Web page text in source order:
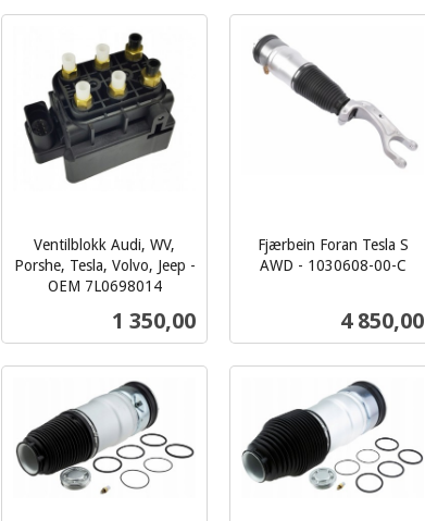
Ventilblokk Audi, WV,
Porshe, Tesla, Volvo, Jeep -
OEM 7L0698014
Pris
1 350,00
Kjøp
Fjærbein Foran Tesla S
AWD - 1030608-00-C
Pris
4 850,00
Kjøp